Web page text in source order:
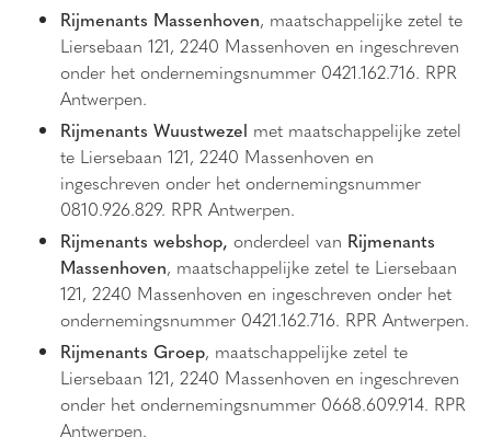
Rijmenants Massenhoven, maatschappelijke zetel te
Liersebaan 121, 2240 Massenhoven en ingeschreven
onder het ondernemingsnummer 0421.162.716. RPR
Antwerpen.
Rijmenants Wuustwezel met maatschappelijke zetel
te Liersebaan 121, 2240 Massenhoven en
ingeschreven onder het ondernemingsnummer
0810.926.829. RPR Antwerpen.
Rijmenants webshop, onderdeel van Rijmenants
Massenhoven, maatschappelijke zetel te Liersebaan
121, 2240 Massenhoven en ingeschreven onder het
ondernemingsnummer 0421.162.716. RPR Antwerpen.
Rijmenants Groep, maatschappelijke zetel te
Liersebaan 121, 2240 Massenhoven en ingeschreven
onder het ondernemingsnummer 0668.609.914. RPR
Antwerpen.